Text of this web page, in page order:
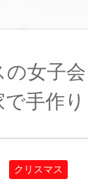
の女子
手作り
クリスマス